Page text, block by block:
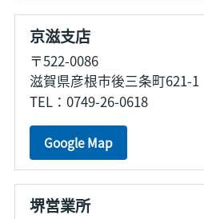
京滋支店
〒522-0086
滋賀県彦根市後三条町621-1
TEL：0749-26-0618
Google Map
堺営業所